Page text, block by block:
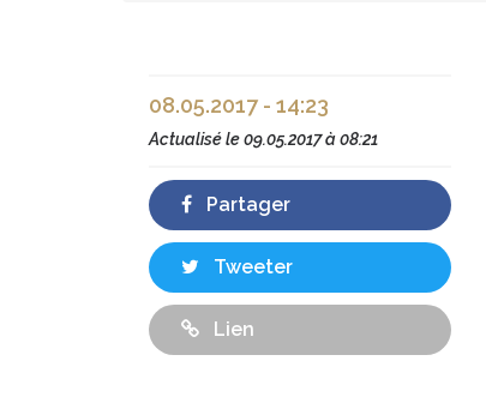
08.05.2017 - 14:23
Actualisé le09.05.2017 à 08:21
Partager
Tweeter
Lien